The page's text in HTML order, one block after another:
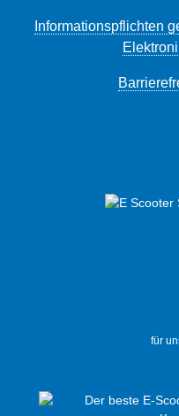
Informationspflichten
für